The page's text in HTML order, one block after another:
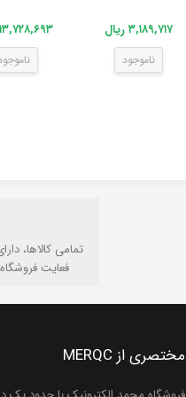
۳,۱۸۹,۷۱۷ ریال
ناموجود
۱۳,۷۲۸,۶۹۳ ریال
تمامی كالاها،
فعایت
مختصری از MERQC